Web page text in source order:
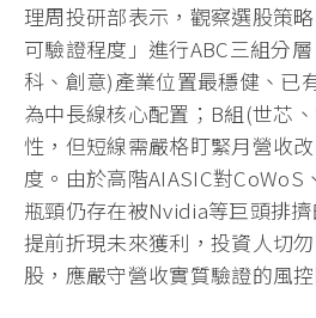
理周投研部表示，觀察選股策
可驗證程度」進行ABC三組分
科、創意)產業位置最穩健、已
為中長線核心配置；B組(世芯
性，但短線需嚴格盯緊月營收
度。由於高階AIASIC對CoWoS
瓶頸仍存在被Nvidia等巨頭排
提前折現未來獲利，投資人切
股，應嚴守營收實質驗證的風控